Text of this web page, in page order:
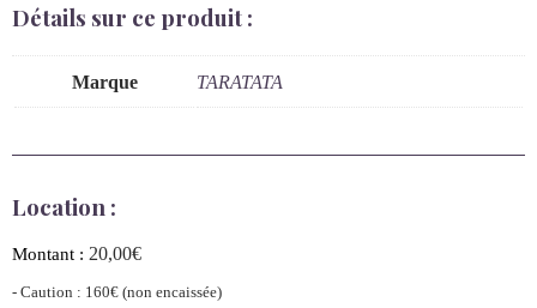
Détails sur ce produit :
Marque TARATATA
Location :
Montant : 20,00€
- Caution : 160€ (non encaissée)